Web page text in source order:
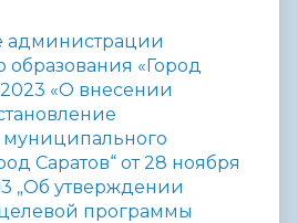
администрации
«Город
«О внесении
Саратов“ от 28 ноября
„Об утверждении
программы